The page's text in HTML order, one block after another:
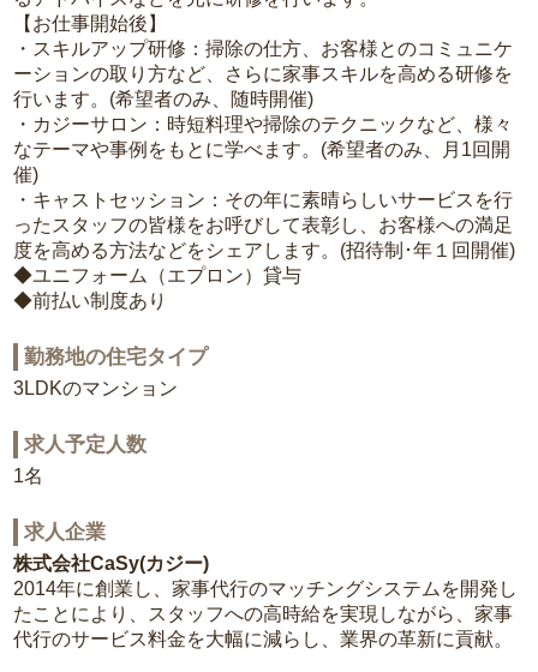
【お仕事開始後】
・スキルアップ研修：掃除の仕方、お客様とのコミュニケ
ーションの取り方など、さらに家事スキルを高める研修を
行います。(希望者のみ、随時開催)
・カジーサロン：時短料理や掃除のテクニックなど、様々
なテーマや事例をもとに学べます。(希望者のみ、月1回開
催)
・キャストセッション：その年に素晴らしいサービスを行
ったスタッフの皆様をお呼びして表彰し、お客様への満足
度を高める方法などをシェアします。(招待制･年１回開催)
◆ユニフォーム（エプロン）貸与
◆前払い制度あり
勤務地の住宅タイプ
3LDKのマンション
求人予定人数
1名
求人企業
株式会社CaSy(カジー)
2014年に創業し、家事代行のマッチングシステムを開発し
たことにより、スタッフへの高時給を実現しながら、家事
代行のサービス料金を大幅に減らし、業界の革新に貢献。